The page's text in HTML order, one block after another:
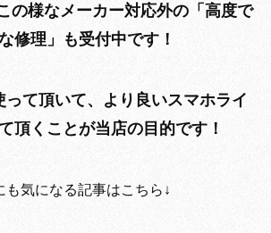
の様なメーカー対応外の「高度で
修理」も受付中です！
って頂いて、より良いスマホライ
頂くことが当店の目的です！
も気になる記事はこちら↓